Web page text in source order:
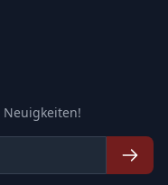
Neuigkeiten!